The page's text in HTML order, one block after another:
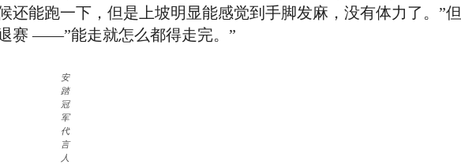
能跑一下，但是上坡明显能感觉到手脚发麻，没有体力了。”但
赛 ——”能走就怎么都得走完。”
安
踏
冠
军
代
言
人